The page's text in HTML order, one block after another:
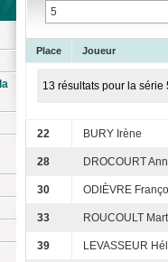
Place Joueur
13 résultats pour la série
22 BURY Irène
28 DROCOURT
30 ODIÈVRE
33 ROUCOULT
39 LEVASSEUR